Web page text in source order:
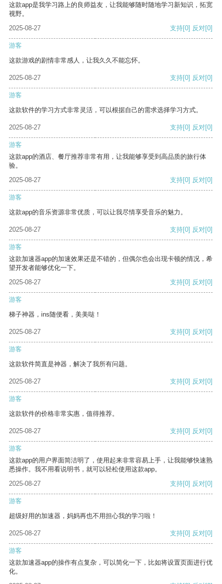
这款app是我学习路上的良师益友，让我能够随时随地学习新知识，拓宽
视野。
2025-08-27
支持[0] 反对[0]
游客
这款游戏的剧情非常感人，让我久久不能忘怀。
2025-08-27 支持[0] 反对[0]
游客
这款软件的学习方式非常灵活，可以根据自己的需求选择学习方式。
2025-08-27 支持[0] 反对[0]
游客
这款app的酒店、餐厅推荐非常有用，让我能够享受到高品质的旅行体
验。
2025-08-27
支持[0] 反对[0]
游客
这款app的音乐资源非常优质，可以让我尽情享受音乐的魅力。
2025-08-27 支持[0] 反对[0]
游客
这款加速器app的加速效果还是不错的，但偶尔也会出现卡顿的情况，希
望开发者能够优化一下。
2025-08-27
支持[0] 反对[0]
游客
梯子神器，ins随便看，美美哒！
2025-08-27 支持[0] 反对[0]
游客
这款软件简直是神器，解决了我所有问题。
2025-08-27 支持[0] 反对[0]
游客
这款软件的价格非常实惠，值得推荐。
2025-08-27 支持[0] 反对[0]
游客
这款app的用户界面简洁明了，使用起来非常容易上手，让我能够快速熟
悉操作。我不用看说明书，就可以轻松使用这款app。
2025-08-27
支持[0] 反对[0]
游客
超级好用的加速器，妈妈再也不用担心我的学习啦！
2025-08-27 支持[0] 反对[0]
游客
这款加速器app的操作有点复杂，可以简化一下，比如将设置页面进行优
化。